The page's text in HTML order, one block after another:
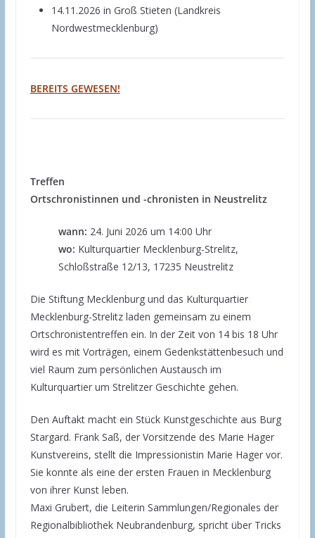
14.11.2026 in Groß Stieten (Landkreis
Nordwestmecklenburg)
BEREITS GEWESEN!
Treffen
Ortschronistinnen und -chronisten in Neustrelitz
wann: 24. Juni 2026 um 14:00 Uhr
wo: Kulturquartier Mecklenburg-Strelitz,
Schloßstraße 12/13, 17235 Neustrelitz
Die Stiftung Mecklenburg und das Kulturquartier
Mecklenburg-Strelitz laden gemeinsam zu einem
Ortschronistentreffen ein. In der Zeit von 14 bis 18 Uhr
wird es mit Vorträgen, einem Gedenkstättenbesuch und
viel Raum zum persönlichen Austausch im
Kulturquartier um Strelitzer Geschichte gehen.
Den Auftakt macht ein Stück Kunstgeschichte aus Burg
Stargard. Frank Saß, der Vorsitzende des Marie Hager
Kunstvereins, stellt die Impressionistin Marie Hager vor.
Sie konnte als eine der ersten Frauen in Mecklenburg
von ihrer Kunst leben.
Maxi Grubert, die Leiterin Sammlungen/Regionales der
Regionalbibliothek Neubrandenburg, spricht über Tricks